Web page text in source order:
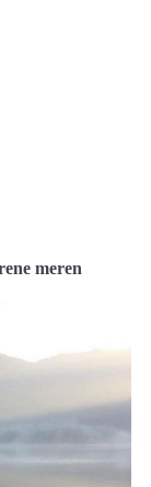
meren